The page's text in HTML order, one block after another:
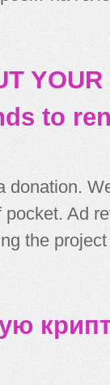
to
donation.
Ad
the